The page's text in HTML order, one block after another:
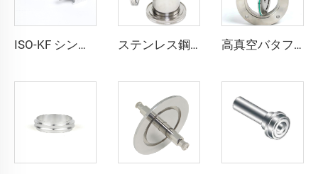
ISO-KF シングルアルミクランプフランジ 爪付き M6 真空片側継手 KF10-50 高品質真空クランプ NW16-50 ステンレス鋼 ISO63/ISO80/ISO100/ISO160 フランジ ISO-K イコールチー 高品質 SS304 SS316L 真空クランプ継手 NW80-160 高真空バタフライバルブ SS304/SS316Lステンレス鋼製 ISO-F63-200 高品質バタフライバルブ マニュアル/空気圧/電動式